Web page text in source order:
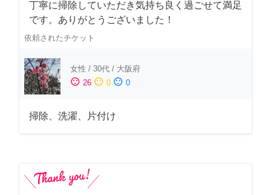
丁寧に掃除していただき気持ち良く過ごせて満足
です。ありがとうございました！
依頼されたチケット
女性 / 30代 / 大阪府
sentiment_satisfied 26 sentiment_neutral 0 sentiment_dissatisfied 0
掃除、洗濯、片付け